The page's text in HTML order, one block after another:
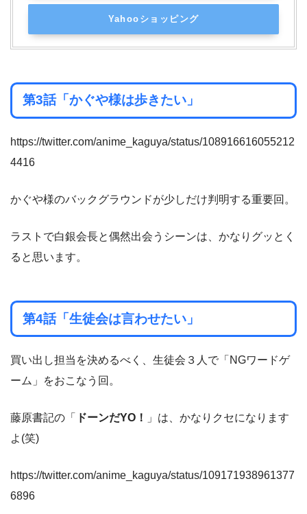
Yahooショッピング
第3話「かぐや様は歩きたい」
https://twitter.com/anime_kaguya/status/108916616055212
4416
かぐや様のバックグラウンドが少しだけ判明する重要回。
ラストで白銀会長と偶然出会うシーンは、かなりグッとく
ると思います。
第4話「生徒会は言わせたい」
買い出し担当を決めるべく、生徒会３人で「NGワードゲ
ーム」をおこなう回。
藤原書記の「 ドーンだYO！
」は、かなりクセになります
よ(笑)
https://twitter.com/anime_kaguya/status/109171938961377
6896